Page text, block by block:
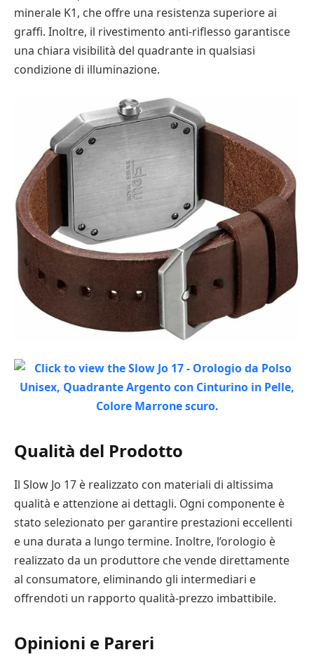
minerale K1, che offre una resistenza superiore ai
graffi. Inoltre, il rivestimento anti-riflesso garantisce
una chiara visibilità del quadrante in qualsiasi
condizione di illuminazione.
Qualità del Prodotto
Il Slow Jo 17 è realizzato con materiali di altissima
qualità e attenzione ai dettagli. Ogni componente è
stato selezionato per garantire prestazioni eccellenti
e una durata a lungo termine. Inoltre, l’orologio è
realizzato da un produttore che vende direttamente
al consumatore, eliminando gli intermediari e
offrendoti un rapporto qualità-prezzo imbattibile.
Opinioni e Pareri